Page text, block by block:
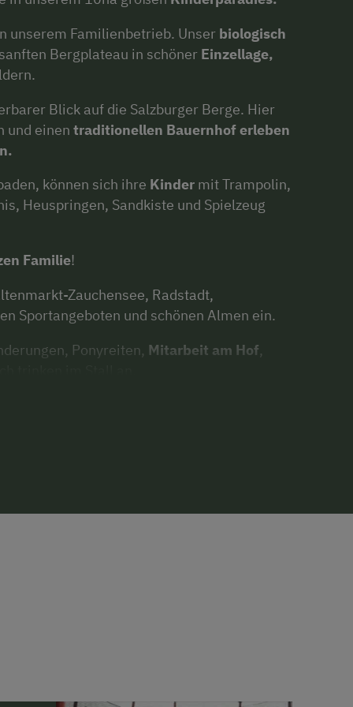
unserem Familienbetrieb. Unser biologisch
Bergplateau in schöner Einzellage,
Blick auf die Salzburger Berge. Hier
und einen traditionellen Bauernhof erleben
können sich ihre Kinder mit Trampolin,
Heuspringen, Sandkiste und Spielzeug
Familie!
Zauchensee, Radstadt,
Sportangeboten und schönen Almen ein.
Ponyreiten, Mitarbeit am Hof,
mit offenem Feuer, Lagerfeuer und Griller